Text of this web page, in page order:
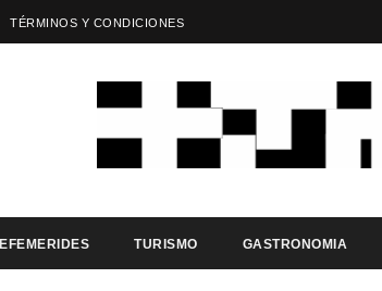
TÉRMINOS Y CONDICIONES
EFEMERIDES TURISMO GASTRONOMIA